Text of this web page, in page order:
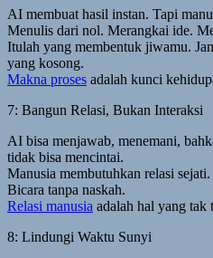
AI membuat hasil instan. Tapi
Menulis dari nol. Merangkai ide.
Itulah yang membentuk jiwamu.
yang kosong.
Makna proses adalah kunci
7: Bangun Relasi, Bukan Interaksi
AI bisa menjawab, menemani,
tidak bisa mencintai.
Manusia membutuhkan relasi
Bicara tanpa naskah.
Relasi manusia adalah hal yang tak
8: Lindungi Waktu Sunyi